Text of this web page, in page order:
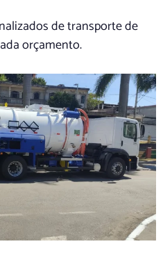
de transporte de
orçamento.